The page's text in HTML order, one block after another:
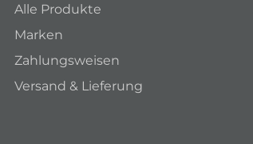
Alle Produkte
Marken
Zahlungsweisen
Versand & Lieferung